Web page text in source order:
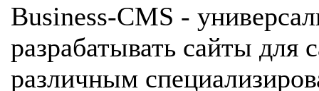
Business-CMS -
разрабатывать сайты для
различным